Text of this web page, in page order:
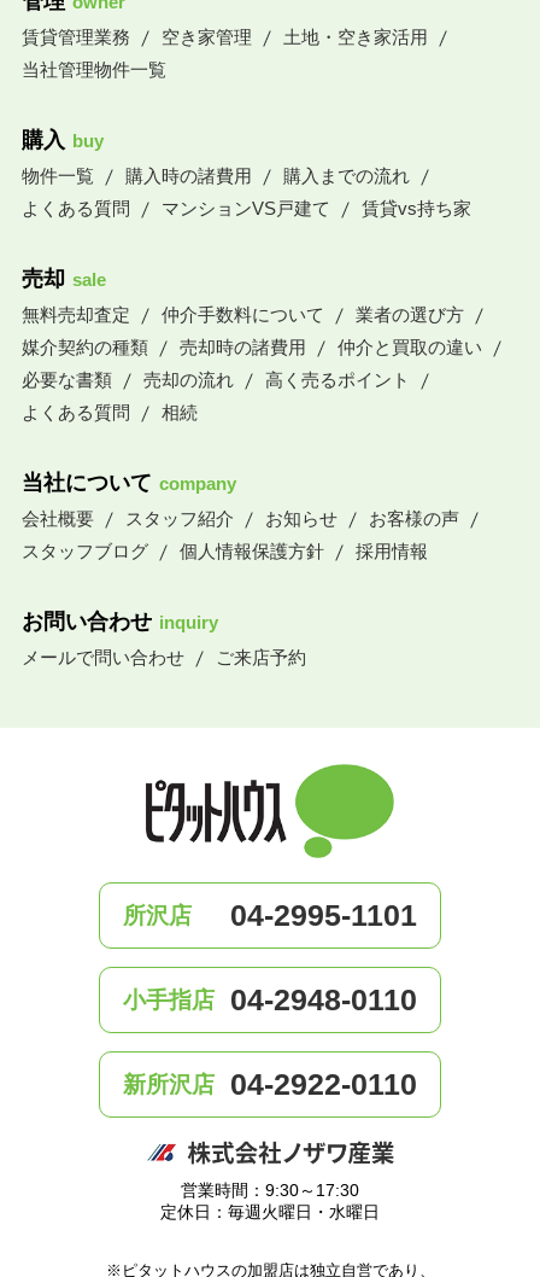
賃貸管理業務
空き家管理
土地・空き家活用
当社管理物件一覧
購入 buy
物件一覧
購入時の諸費用
購入までの流れ
よくある質問
マンションVS戸建て 賃貸vs持ち家
売却 sale
無料売却査定
仲介手数料について
業者の選び方
媒介契約の種類
売却時の諸費用
仲介と買取の違い
必要な書類
売却の流れ
高く売るポイント
よくある質問
相続
当社について company
会社概要
スタッフ紹介 お知らせ
お客様の声
スタッフブログ
個人情報保護方針 採用情報
お問い合わせ inquiry
メールで問い合わせ
ご来店予約
所沢店 04-2995-1101
小手指店 04-2948-0110
新所沢店 04-2922-0110
営業時間：9:30～17:30
定休日：毎週火曜日・水曜日
※ピタットハウスの加盟店は独立自営であり、